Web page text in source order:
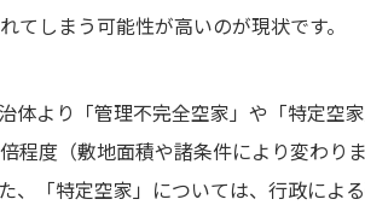
しまう可能性が高いのが現状です。
体より「管理不完全空家」や「特定空
程度（敷地面積や諸条件により変わり
、「特定空家」については、行政によ